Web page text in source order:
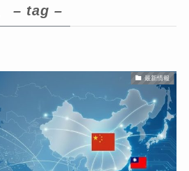
– tag –
最新情報